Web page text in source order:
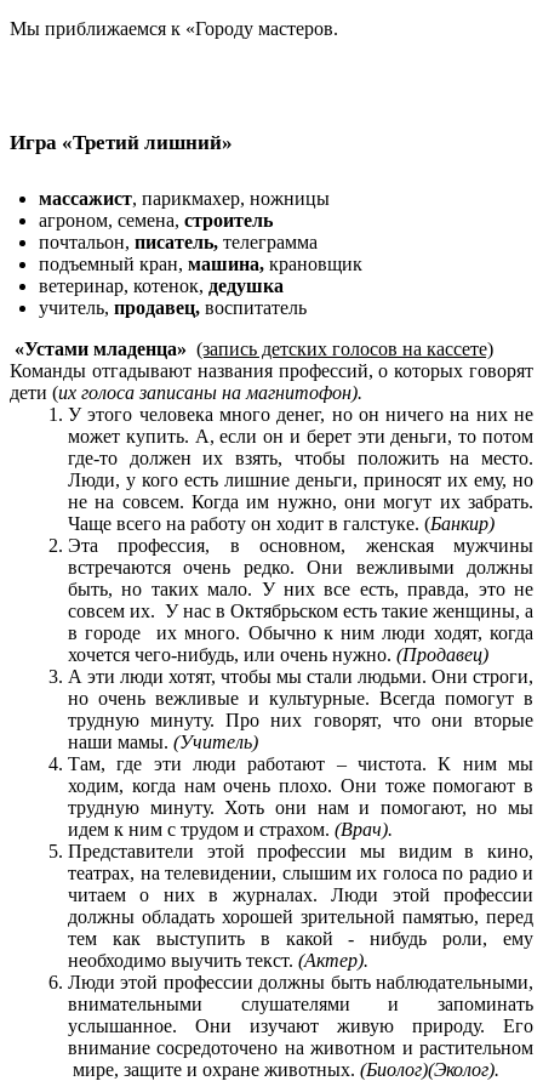
Мы приближаемся к «Городу мастеров.
Игра «Третий лишний»
массажист, парикмахер, ножницы
агроном, семена, строитель
почтальон, писатель, телеграмма
подъемный кран, машина, крановщик
ветеринар, котенок, дедушка
учитель, продавец, воспитатель
«Устами младенца» (запись детских голосов на кассете)
Команды отгадывают названия профессий, о которых говорят
дети (их голоса записаны на магнитофон).
У этого человека много денег, но он ничего на них не
может купить. А, если он и берет эти деньги, то потом
где-то должен их взять, чтобы положить на место.
Люди, у кого есть лишние деньги, приносят их ему, но
не на совсем. Когда им нужно, они могут их забрать.
Чаще всего на работу он ходит в галстуке. (Банкир)
Эта профессия, в основном, женская мужчины
встречаются очень редко. Они вежливыми должны
быть, но таких мало. У них все есть, правда, это не
совсем их. У нас в Октябрьском есть такие женщины, а
в городе их много. Обычно к ним люди ходят, когда
хочется чего-нибудь, или очень нужно. (Продавец)
А эти люди хотят, чтобы мы стали людьми. Они строги,
но очень вежливые и культурные. Всегда помогут в
трудную минуту. Про них говорят, что они вторые
наши мамы. (Учитель)
Там, где эти люди работают – чистота. К ним мы
ходим, когда нам очень плохо. Они тоже помогают в
трудную минуту. Хоть они нам и помогают, но мы
идем к ним с трудом и страхом. (Врач).
Представители этой профессии мы видим в кино,
театрах, на телевидении, слышим их голоса по радио и
читаем о них в журналах. Люди этой профессии
должны обладать хорошей зрительной памятью, перед
тем как выступить в какой - нибудь роли, ему
необходимо выучить текст. (Актер).
Люди этой профессии должны быть наблюдательными,
внимательными слушателями и запоминать
услышанное. Они изучают живую природу. Его
внимание сосредоточено на животном и растительном
мире, защите и охране животных. (Биолог)(Эколог).